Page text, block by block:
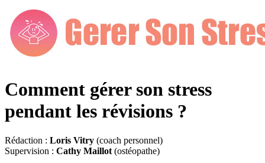
Comment gérer son stress
pendant les révisions ?
Rédaction : Loris Vitry (coach personnel)
Supervision : Cathy Maillot (ostéopathe)